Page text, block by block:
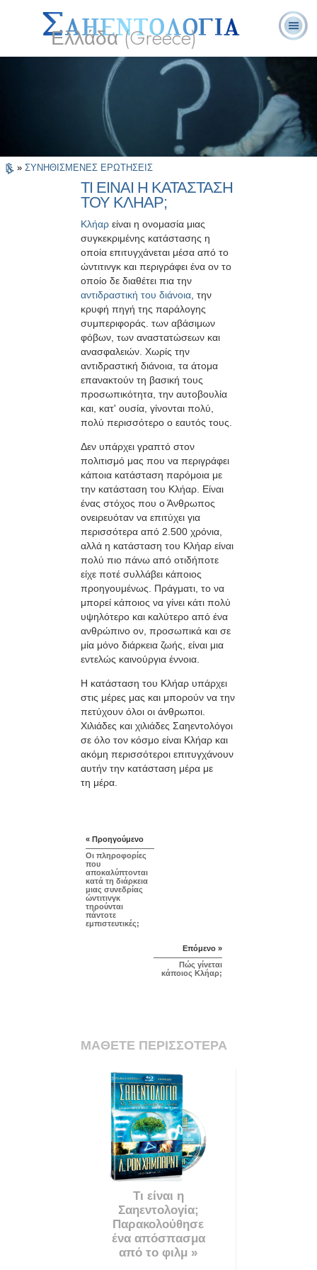
Ελλάδα (Greece)
Σαηεντολογία;
Εθελοντές
Λειτουργοί
Συχνές Ερωτήσεις
και Απαντήσεις
» ΣΥΝΗΘΙΣΜΕΝΕΣ ΕΡΩΤΗΣΕΙΣ
ΤΙ ΕΙΝΑΙ Η ΚΑΤΑΣΤΑΣΗ
ΤΟΥ ΚΛΗΑΡ;
Κλήαρ είναι η ονομασία μιας
συγκεκριμένης κατάστασης η
οποία επιτυγχάνεται μέσα από το
ώντιτινγκ και περιγράφει ένα ον το
οποίο δε διαθέτει πια την
αντιδραστική του διάνοια , την
κρυφή πηγή της παράλογης
συμπεριφοράς. των αβάσιμων
φόβων, των αναστατώσεων και
ανασφαλειών. Χωρίς την
αντιδραστική διάνοια, τα άτομα
επανακτούν τη βασική τους
προσωπικότητα, την αυτοβουλία
και, κατ' ουσία, γίνονται πολύ,
πολύ περισσότερο ο εαυτός τους.
Δεν υπάρχει γραπτό στον
πολιτισμό μας που να περιγράφει
κάποια κατάσταση παρόμοια με
την κατάσταση του Κλήαρ. Είναι
ένας στόχος που ο Άνθρωπος
ονειρευόταν να επιτύχει για
περισσότερα από 2.500 χρόνια,
αλλά η κατάσταση του Κλήαρ είναι
πολύ πιο πάνω από οτιδήποτε
είχε ποτέ συλλάβει κάποιος
προηγουμένως. Πράγματι, το να
μπορεί κάποιος να γίνει κάτι πολύ
υψηλότερο και καλύτερο από ένα
ανθρώπινο ον, προσωπικά και σε
μία μόνο διάρκεια ζωής, είναι μια
εντελώς καινούργια έννοια.
Η κατάσταση του Κλήαρ υπάρχει
στις μέρες μας και μπορούν να την
πετύχουν όλοι οι άνθρωποι.
Χιλιάδες και χιλιάδες Σαηεντολόγοι
σε όλο τον κόσμο είναι Κλήαρ και
ακόμη περισσότεροι επιτυγχάνουν
αυτήν την κατάσταση μέρα με
τη μέρα.
« Προηγούμενο
Οι πληροφορίες
που
αποκαλύπτονται
κατά τη διάρκεια
μιας συνεδρίας
ώντιτινγκ
τηρούνται
πάντοτε
εμπιστευτικές;
Επόμενο »
Πώς γίνεται
κάποιος Κλήαρ;
ΜΑΘΕΤΕ ΠΕΡΙΣΣΟΤΕΡΑ
Τι είναι η
Σαηεντολογία;
Παρακολούθησε
ένα απόσπασμα
από το φιλμ »